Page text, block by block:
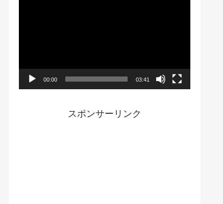
00:00 03:41
スポンサーリンク